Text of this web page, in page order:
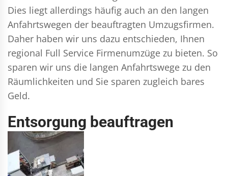
Dies liegt allerdings häufig auch an den langen
Anfahrtswegen der beauftragten Umzugsfirmen.
Daher haben wir uns dazu entschieden, Ihnen
regional Full Service Firmenumzüge zu bieten. So
sparen wir uns die langen Anfahrtswege zu den
Räumlichkeiten und Sie sparen zugleich bares
Geld.
Entsorgung beauftragen